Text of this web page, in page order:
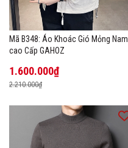
Mã B348: Áo Khoác Gió Mỏng Nam
cao Cấp GAHOZ
1.600.000₫
2.210.000₫